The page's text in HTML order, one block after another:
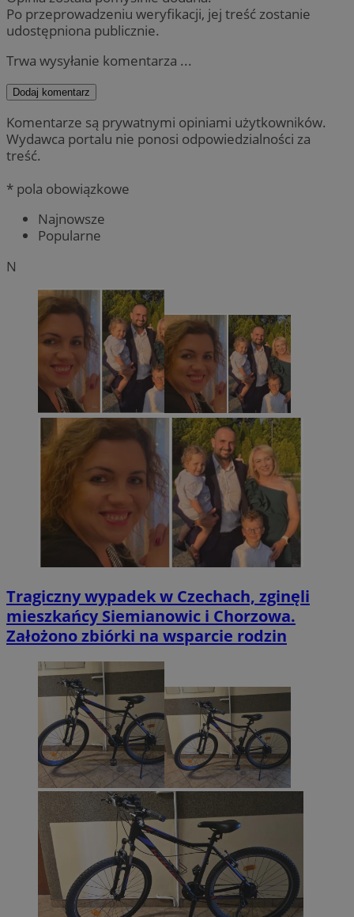
Po przeprowadzeniu weryfikacji, jej treść zostanie
udostępniona publicznie.
Trwa wysyłanie komentarza ...
Dodaj komentarz
Komentarze są prywatnymi opiniami użytkowników.
Wydawca portalu nie ponosi odpowiedzialności za
treść.
* pola obowiązkowe
Najnowsze
Popularne
N
Tragiczny wypadek w Czechach, zginęli
mieszkańcy Siemianowic i Chorzowa.
Założono zbiórki na wsparcie rodzin